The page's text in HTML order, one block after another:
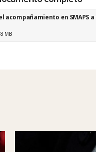
acompañamiento en
MB